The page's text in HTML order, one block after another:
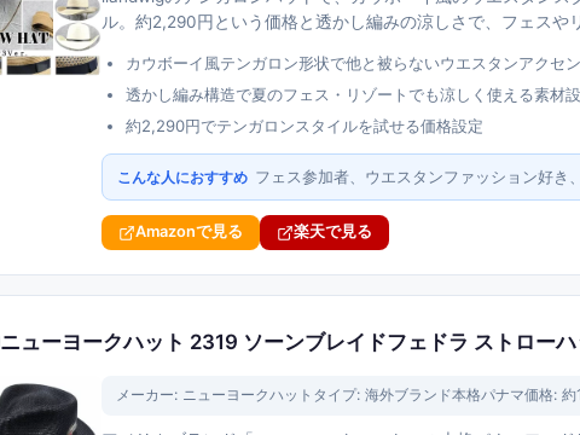
ル。約2,290円という価格と透かし編みの涼しさで、フェスや
カウボーイ風テンガロン形状で他と被らないウエスタンアクセ
透かし編み構造で夏のフェス・リゾートでも涼しく使える素材
約2,290円でテンガロンスタイルを試せる価格設定
こんな人におすすめ フェス参加者、ウエスタンファッション好き
Amazonで見る 楽天で見る
ニューヨークハット 2319 ソーンブレイドフェドラ ストロー
メーカー: ニューヨークハット タイプ: 海外ブランド本格パナマ価格: 約